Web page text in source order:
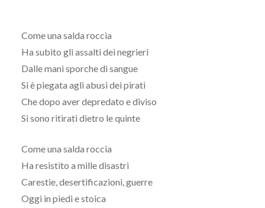
Come una salda roccia
Ha subito gli assalti dei negrieri
Dalle mani sporche di sangue
Si è piegata agli abusi dei pirati
Che dopo aver depredato e diviso
Si sono ritirati dietro le quinte
Come una salda roccia
Ha resistito a mille disastri
Carestie, desertificazioni, guerre
Oggi in piedi e stoica